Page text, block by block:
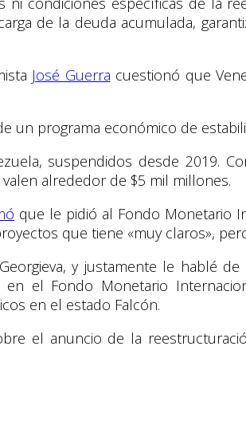
de la deuda acumulada,
José Guerra cuestionó que
un programa económico de
suspendidos desde 2019.
alrededor de $5 mil millones.
que le pidió al Fondo Monetario
que tiene «muy claros»,
y justamente le hablé
el Fondo Monetario
en el estado Falcón.
el anuncio de la